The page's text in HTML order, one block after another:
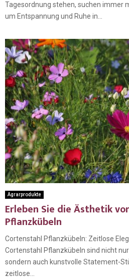
Tagesordnung stehen, suchen immer
um Entspannung und Ruhe in...
Agrarprodukte
Erleben Sie die Ästhetik
Pflanzkübeln
Cortenstahl Pflanzkübeln: Zeitlose
Cortenstahl Pflanzkübeln sind nicht
sondern auch kunstvolle Statement-
zeitlose...